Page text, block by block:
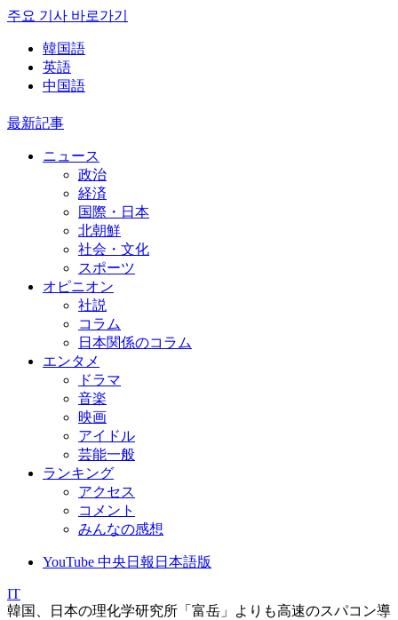
주요 기사 바로가기
韓国語
英語
中国語
最新記事
ニュース
政治
経済
国際・日本
北朝鮮
社会・文化
スポーツ
オピニオン
社説
コラム
日本関係のコラム
エンタメ
ドラマ
音楽
映画
アイドル
芸能一般
ランキング
アクセス
コメント
みんなの感想
YouTube 中央日報日本語版
IT
韓国、日本の理化学研究所「富岳」よりも高速のスパコン導